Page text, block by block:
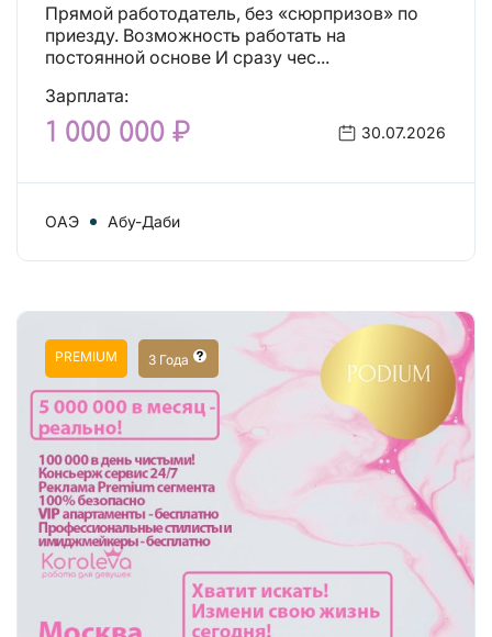
Прямой работодатель, без «сюрпризов» по
приезду. Возможность работать на
постоянной основе И сразу чес...
Зарплата:
1 000 000 ₽ 30.07.2026
ОАЭ Абу-Даби
PREMIUM 3 Года